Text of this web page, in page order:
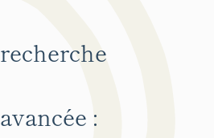
recherche
avancée :